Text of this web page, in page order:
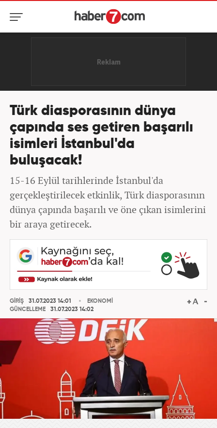
Türk diasporasının dünya
çapında ses getiren başarılı
isimleri İstanbul'da
buluşacak!
15-16 Eylül tarihlerinde İstanbul'da
gerçekleştirilecek etkinlik, Türk diasporasının
dünya çapında başarılı ve öne çıkan isimlerini
bir araya getirecek.
GİRİŞ
31.07.2023 14:01
GÜNCELLEME
31.07.2023 14:02
EKONOMİ